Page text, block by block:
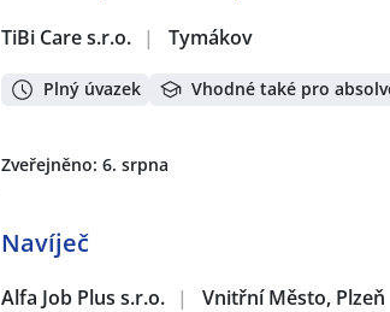
TiBi Care s.r.o. | Tymákov
Plný úvazek Vhodné také pro
Zveřejněno: 6. srpna
Navíječ
Alfa Job Plus s.r.o. | Vnitřní Město, Plzeň